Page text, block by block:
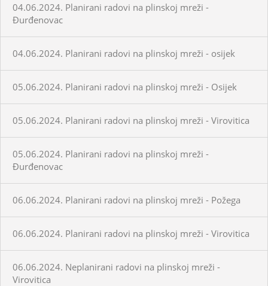
04.06.2024. Planirani radovi na plinskoj mreži -
Đurđenovac
04.06.2024. Planirani radovi na plinskoj mreži - osijek
05.06.2024. Planirani radovi na plinskoj mreži - Osijek
05.06.2024. Planirani radovi na plinskoj mreži - Virovitica
05.06.2024. Planirani radovi na plinskoj mreži -
Đurđenovac
06.06.2024. Planirani radovi na plinskoj mreži - Požega
06.06.2024. Planirani radovi na plinskoj mreži - Virovitica
06.06.2024. Neplanirani radovi na plinskoj mreži -
Virovitica